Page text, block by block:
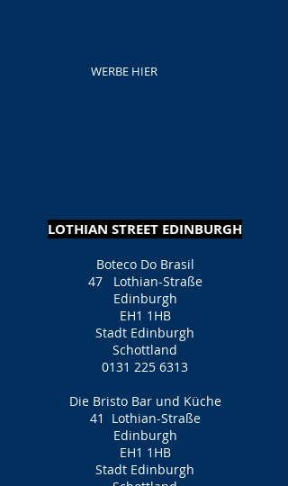
WERBE HIER
LOTHIAN STREET EDINBURGH
Boteco Do Brasil
47
Lothian-Straße
Edinburgh
EH1 1HB
Stadt Edinburgh
Schottland
0131 225 6313
Die Bristo Bar und Küche
41
Lothian-Straße
Edinburgh
EH1 1HB
Stadt Edinburgh